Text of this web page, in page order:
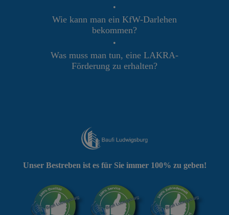
•
Wie kann man ein KfW-Darlehen
bekommen?
•
Was muss man tun, eine LAKRA-
Förderung zu erhalten?
Unser Bestreben ist es für Sie immer 100% zu geben!